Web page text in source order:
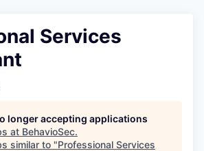
Services
longer accepting applications
at BehavioSec.
similar to "Professional Services